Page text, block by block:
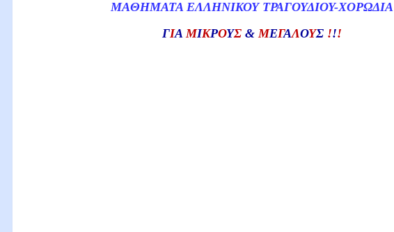
ΜΑΘΗΜΑΤΑ ΕΛΛΗΝΙΚΟΥ ΤΡΑΓΟΥΔΙΟΥ-ΧΟΡΩΔΙΑ
ΓΙΑΜΙΚΡΟΥΣ &ΜΕΓΑΛΟΥΣ !!!